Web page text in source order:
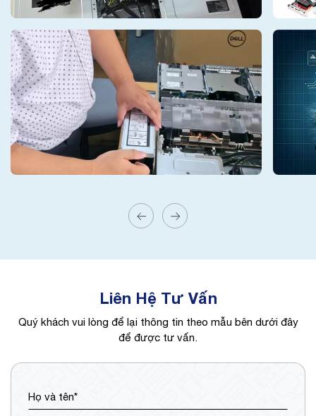
Liên Hệ Tư Vấn
Quý khách vui lòng để lại thông tin theo mẫu bên dưới đây
để được tư vấn.
Họ và tên*